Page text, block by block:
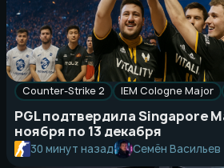
Counter-Strike 2 IEM Cologne Major
PGL подтвердила Singapore
ноября по 13 декабря
30 минут назад Семён Васильев